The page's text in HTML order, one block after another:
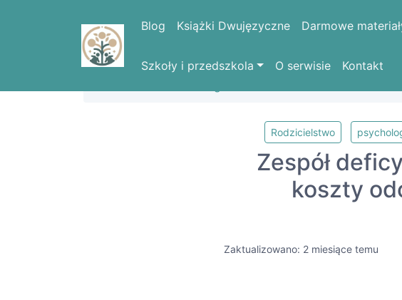
Blog Książki Dwujęzyczne Darmowe
Szkoły i przedszkola O serwisie Kontakt
Rodzicielstwo
Zespół
koszty
Zaktualizowano: 2 miesiące temu